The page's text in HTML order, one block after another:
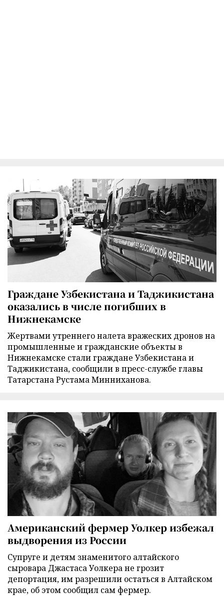
Граждане Узбекистана и Таджикистана
оказались в числе погибших в
Нижнекамске
Жертвами утреннего налета вражеских дронов на
промышленные и гражданские объекты в
Нижнекамске стали граждане Узбекистана и
Таджикистана, сообщили в пресс-службе главы
Татарстана Рустама Минниханова.
Американский фермер Уолкер избежал
выдворения из России
Супруге и детям знаменитого алтайского
сыровара Джастаса Уолкера не грозит
депортация, им разрешили остаться в Алтайском
крае, об этом сообщил сам фермер.